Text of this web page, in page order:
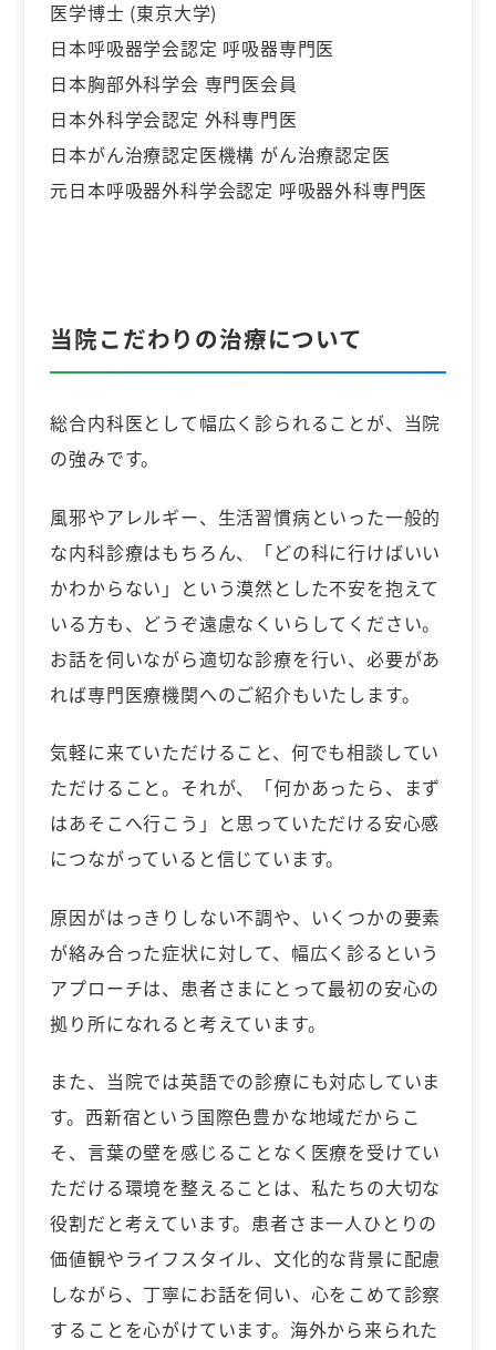
医学博士 (東京大学)
日本呼吸器学会認定 呼吸器専門医
日本胸部外科学会 専門医会員
日本外科学会認定 外科専門医
日本がん治療認定医機構 がん治療認定医
元日本呼吸器外科学会認定 呼吸器外科専門医
当院こだわりの治療について
総合内科医として幅広く診られることが、当院
の強みです。
風邪やアレルギー、生活習慣病といった一般的
な内科診療はもちろん、「どの科に行けばいい
かわからない」という漠然とした不安を抱えて
いる方も、どうぞ遠慮なくいらしてください。
お話を伺いながら適切な診療を行い、必要があ
れば専門医療機関へのご紹介もいたします。
気軽に来ていただけること、何でも相談してい
ただけること。それが、「何かあったら、まず
はあそこへ行こう」と思っていただける安心感
につながっていると信じています。
原因がはっきりしない不調や、いくつかの要素
が絡み合った症状に対して、幅広く診るという
アプローチは、患者さまにとって最初の安心の
拠り所になれると考えています。
また、当院では英語での診療にも対応していま
す。西新宿という国際色豊かな地域だからこ
そ、言葉の壁を感じることなく医療を受けてい
ただける環境を整えることは、私たちの大切な
役割だと考えています。患者さま一人ひとりの
価値観やライフスタイル、文化的な背景に配慮
しながら、丁寧にお話を伺い、心をこめて診察
することを心がけています。海外から来られた